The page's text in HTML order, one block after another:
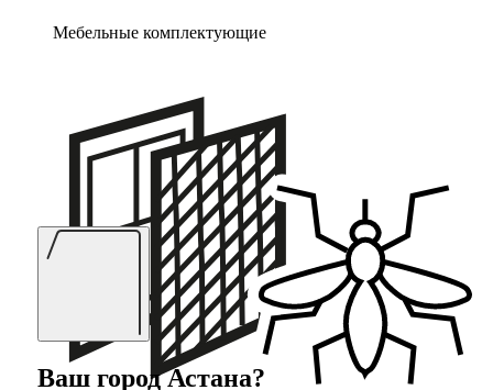
Мебельные комплектующие
Ваш городАстана?